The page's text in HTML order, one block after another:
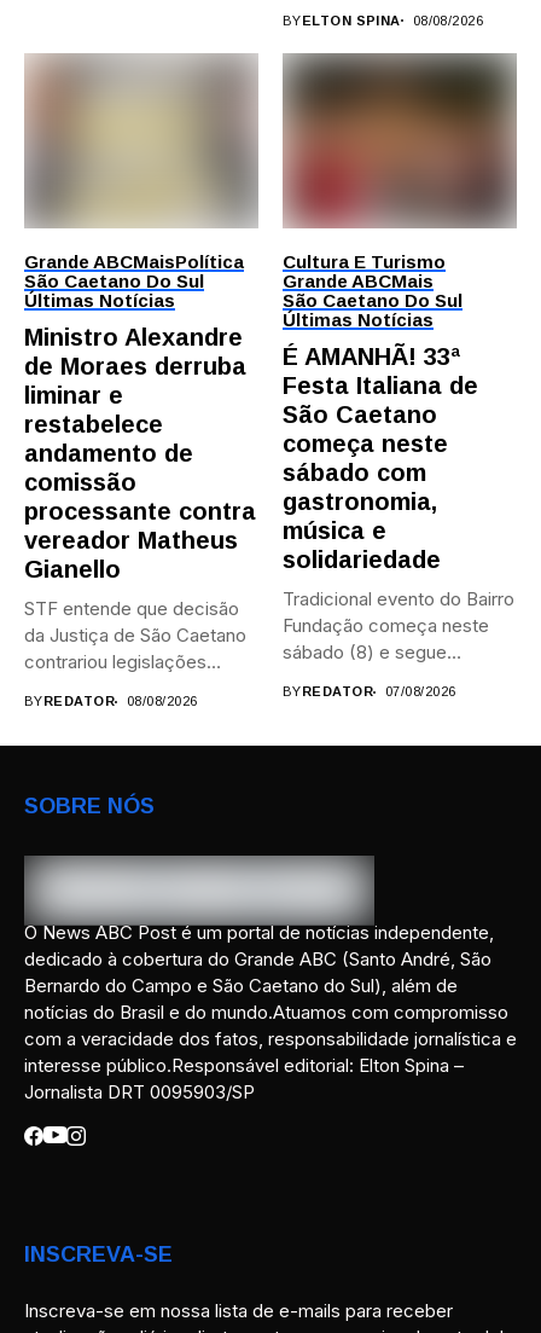
BYELTON SPINA 08/08/2026
Grande ABCMaisPolítica
São Caetano Do Sul
Últimas Notícias
Ministro Alexandre
de Moraes derruba
liminar e
restabelece
andamento de
comissão
processante contra
vereador Matheus
Gianello
STF entende que decisão
da Justiça de São Caetano
contrariou legislações
BYREDATOR 08/08/2026
Cultura E Turismo
Grande ABCMais
São Caetano Do Sul
Últimas Notícias
É AMANHÃ! 33ª
Festa Italiana de
São Caetano
começa neste
sábado com
gastronomia,
música e
solidariedade
Tradicional evento do Bairro
Fundação começa neste
sábado (8) e segue
BYREDATOR 07/08/2026
SOBRE NÓS
O News ABC Post é um portal de notícias independente,
dedicado à cobertura do Grande ABC (Santo André, São
Bernardo do Campo e São Caetano do Sul), além de
notícias do Brasil e do mundo.Atuamos com compromisso
com a veracidade dos fatos, responsabilidade jornalística e
interesse público.Responsável editorial: Elton Spina –
Jornalista DRT 0095903/SP
INSCREVA-SE
Inscreva-se em nossa lista de e-mails para receber